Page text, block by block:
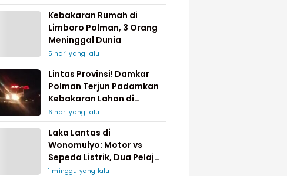
Kebakaran Rumah di
Limboro Polman, 3 Orang
Meninggal Dunia
5 hari yang lalu
Lintas Provinsi! Damkar
Polman Terjun Padamkan
Kebakaran Lahan di
Pinrang
6 hari yang lalu
Laka Lantas di
Wonomulyo: Motor vs
Sepeda Listrik, Dua Pelajar
Dilarikan ke Rumah Sakit
1 minggu yang lalu